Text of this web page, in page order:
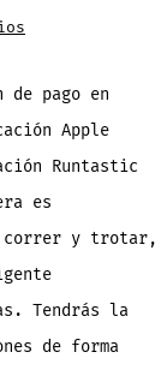
Descarga
Tydlig
por
tiempo
limitado,
corredores
calculadora
de pago en
Apple
Runtastic
es
correr y trotar,
Tendrás la
de forma